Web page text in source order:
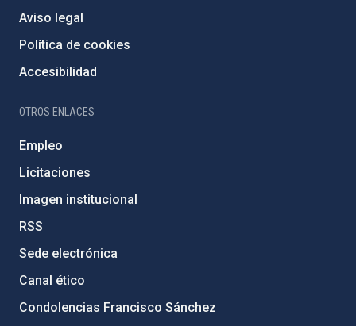
Aviso legal
Política de cookies
Accesibilidad
OTROS ENLACES
Empleo
Licitaciones
Imagen institucional
RSS
Sede electrónica
Canal ético
Condolencias Francisco Sánchez